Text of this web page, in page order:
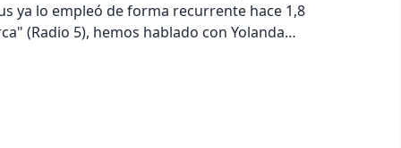
esconde tras una gran desgracia: el
ciudad romana de Fidanae.Escuchar audio
ya lo empleó de forma recurrente hace 1,8
(Radio 5), hemos hablado con Yolanda